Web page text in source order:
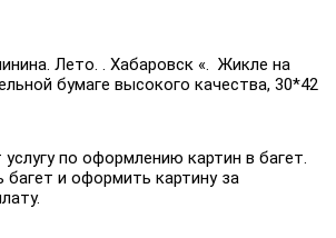
Лето. . Хабаровск «. Жикле на
бумаге высокого качества, 30*42
услугу по оформлению картин в багет.
и оформить картину за